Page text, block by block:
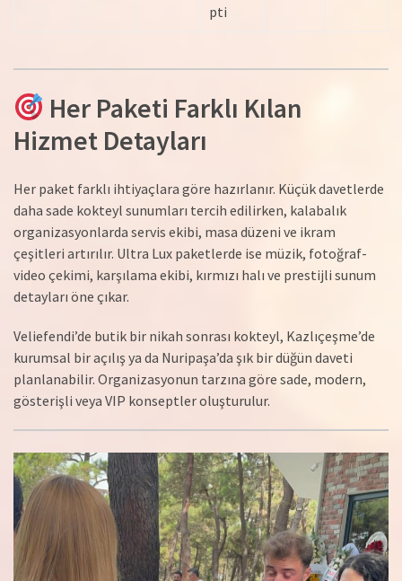
pti
Her Paketi Farklı Kılan
Hizmet Detayları
Her paket farklı ihtiyaçlara göre hazırlanır. Küçük davetlerde
daha sade kokteyl sunumları tercih edilirken, kalabalık
organizasyonlarda servis ekibi, masa düzeni ve ikram
çeşitleri artırılır. Ultra Lux paketlerde ise müzik, fotoğraf-
video çekimi, karşılama ekibi, kırmızı halı ve prestijli sunum
detayları öne çıkar.
Veliefendi’de butik bir nikah sonrası kokteyl, Kazlıçeşme’de
kurumsal bir açılış ya da Nuripaşa’da şık bir düğün daveti
planlanabilir. Organizasyonun tarzına göre sade, modern,
gösterişli veya VIP konseptler oluşturulur.